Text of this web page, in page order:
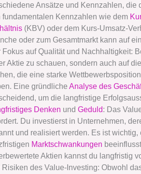
Ansätze und Kennzahlen, die
fundamentalen Kennzahlen wie dem
(KBV) oder dem Kurs-Umsatz-
oder zum Gesamtmarkt kann auf
Fokus auf Qualität und Nachhaltigkeit:
Aktie zu schauen, sondern auch auf
die eine starke
Eine gründliche Analyse des
um die langfristige
Denken und Geduld: Das
Du investierst in Unternehmen,
und realisiert werden. Es ist wichtig,
Marktschwankungen
Aktien kannst du langfristig
Risiken des Value-Investing: Obwohl